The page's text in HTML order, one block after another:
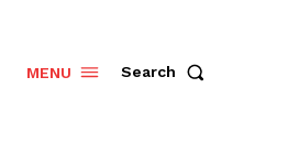
MENU Search